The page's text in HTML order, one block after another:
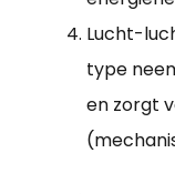
Lucht-
type
en zorgt